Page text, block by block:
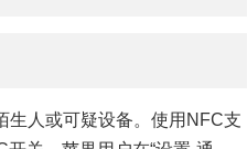
生人或可疑设备。使用NFC支